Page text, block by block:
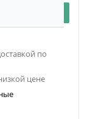
по
цене